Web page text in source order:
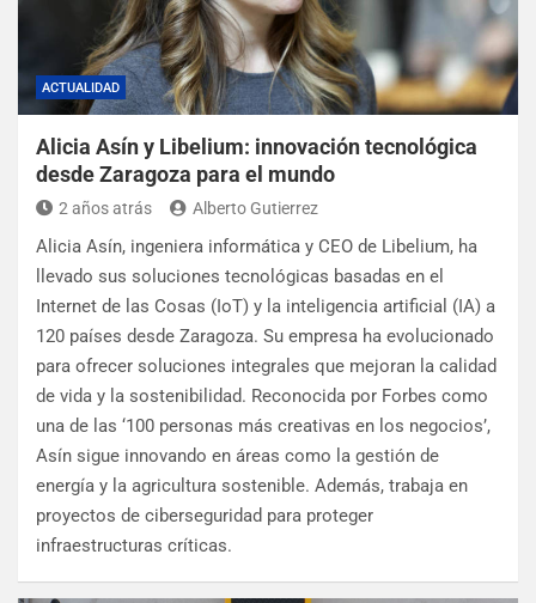
ACTUALIDAD
Alicia Asín y Libelium: innovación tecnológica
desde Zaragoza para el mundo
2 años atrás Alberto Gutierrez
Alicia Asín, ingeniera informática y CEO de Libelium, ha
llevado sus soluciones tecnológicas basadas en el
Internet de las Cosas (IoT) y la inteligencia artificial (IA) a
120 países desde Zaragoza. Su empresa ha evolucionado
para ofrecer soluciones integrales que mejoran la calidad
de vida y la sostenibilidad. Reconocida por Forbes como
una de las ‘100 personas más creativas en los negocios’,
Asín sigue innovando en áreas como la gestión de
energía y la agricultura sostenible. Además, trabaja en
proyectos de ciberseguridad para proteger
infraestructuras críticas.